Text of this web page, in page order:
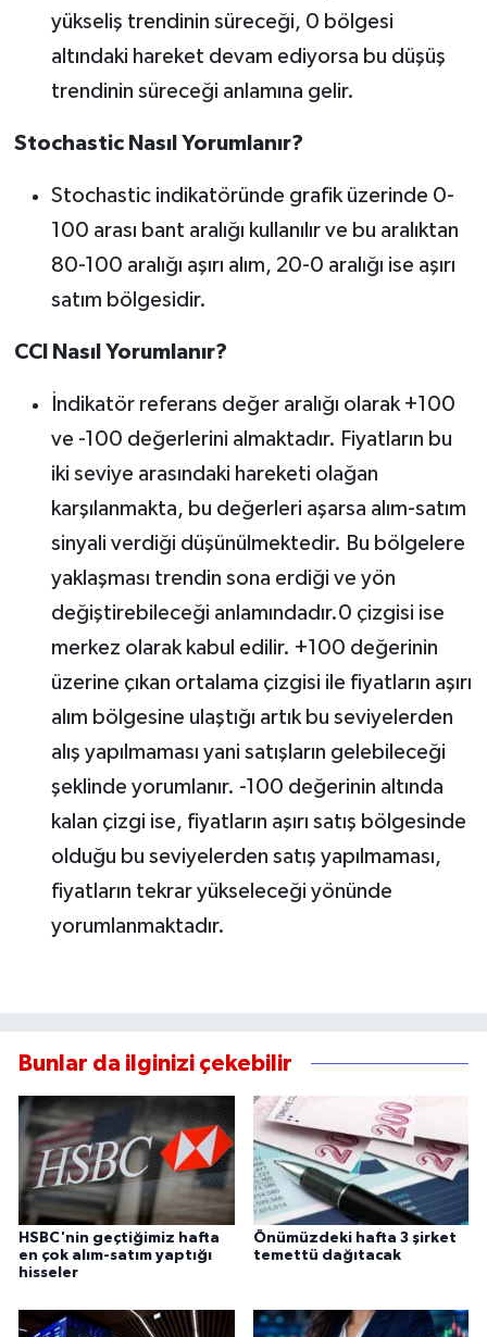
yükseliş trendinin süreceği, 0 bölgesi
altındaki hareket devam ediyorsa bu düşüş
trendinin süreceği anlamına gelir.
Stochastic Nasıl Yorumlanır?
Stochastic indikatöründe grafik üzerinde 0-
100 arası bant aralığı kullanılır ve bu aralıktan
80-100 aralığı aşırı alım, 20-0 aralığı ise aşırı
satım bölgesidir.
CCI Nasıl Yorumlanır?
İndikatör referans değer aralığı olarak +100
ve -100 değerlerini almaktadır. Fiyatların bu
iki seviye arasındaki hareketi olağan
karşılanmakta, bu değerleri aşarsa alım-satım
sinyali verdiği düşünülmektedir. Bu bölgelere
yaklaşması trendin sona erdiği ve yön
değiştirebileceği anlamındadır.0 çizgisi ise
merkez olarak kabul edilir. +100 değerinin
üzerine çıkan ortalama çizgisi ile fiyatların aşırı
alım bölgesine ulaştığı artık bu seviyelerden
alış yapılmaması yani satışların gelebileceği
şeklinde yorumlanır. -100 değerinin altında
kalan çizgi ise, fiyatların aşırı satış bölgesinde
olduğu bu seviyelerden satış yapılmaması,
fiyatların tekrar yükseleceği yönünde
yorumlanmaktadır.
Bunlar da ilginizi çekebilir
HSBC'nin geçtiğimiz hafta
en çok alım-satım yaptığı
hisseler
Önümüzdeki hafta 3 şirket
temettü dağıtacak